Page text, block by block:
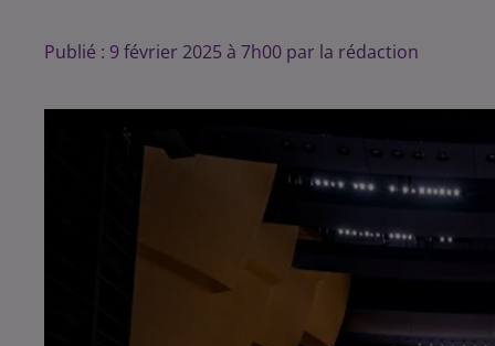
Publié : 9 février 2025 à 7h00 par la rédaction